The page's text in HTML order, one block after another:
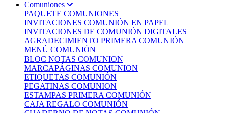
Comuniones
PAQUETE COMUNIONES
INVITACIONES COMUNIÓN EN PAPEL
INVITACIONES DE COMUNIÓN DIGITALES
AGRADECIMIENTO PRIMERA COMUNIÓN
MENÚ COMUNIÓN
BLOC NOTAS COMUNION
MARCAPÁGINAS COMUNION
ETIQUETAS COMUNIÓN
PEGATINAS COMUNION
ESTAMPAS PRIMERA COMUNIÓN
CAJA REGALO COMUNIÓN